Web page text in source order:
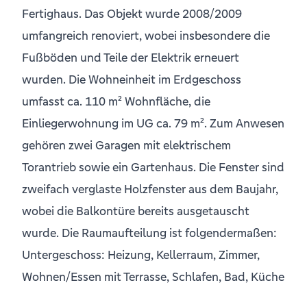
Fertighaus. Das Objekt wurde 2008/2009
umfangreich renoviert, wobei insbesondere die
Fußböden und Teile der Elektrik erneuert
wurden. Die Wohneinheit im Erdgeschoss
umfasst ca. 110 m² Wohnfläche, die
Einliegerwohnung im UG ca. 79 m². Zum Anwesen
gehören zwei Garagen mit elektrischem
Torantrieb sowie ein Gartenhaus. Die Fenster sind
zweifach verglaste Holzfenster aus dem Baujahr,
wobei die Balkontüre bereits ausgetauscht
wurde. Die Raumaufteilung ist folgendermaßen:
Untergeschoss: Heizung, Kellerraum, Zimmer,
Wohnen/Essen mit Terrasse, Schlafen, Bad, Küche